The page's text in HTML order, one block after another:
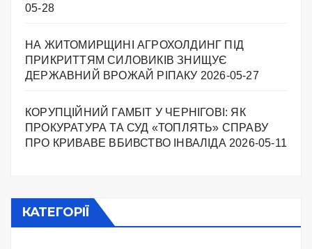
05-28
НА ЖИТОМИРЩИНІ АГРОХОЛДИНГ ПІД
ПРИКРИТТЯМ СИЛОВИКІВ ЗНИЩУЄ
ДЕРЖАВНИЙ ВРОЖАЙ РІПАКУ ​ 2026-05-27
КОРУПЦІЙНИЙ ГАМБІТ У ЧЕРНІГОВІ: ЯК
ПРОКУРАТУРА ТА СУД «ТОПЛЯТЬ» СПРАВУ
ПРО КРИВАВЕ ВБИВСТВО ІНВАЛІДА 2026-05-11
КАТЕГОРІЇ